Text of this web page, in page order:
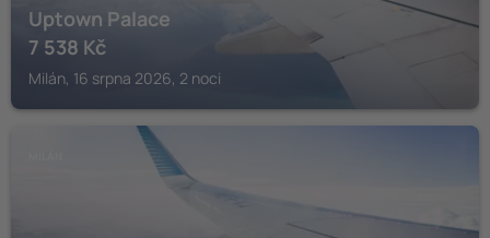
Uptown Palace
7 538 Kč
Milán, 16 srpna 2026, 2 noci